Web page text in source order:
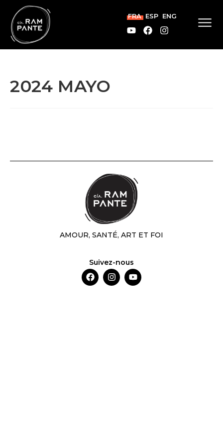
FRA ESP ENG
2024 MAYO
AMOUR, SANTÉ, ART ET FOI
Suivez-nous